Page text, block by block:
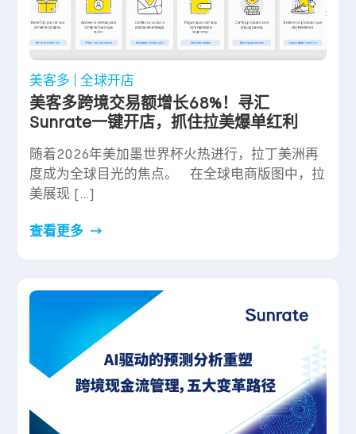
美客多 全球开店
美客多跨境交易额增长68%！寻汇
Sunrate一键开店，抓住拉美爆单红利
随着2026年美加墨世界杯火热进行，拉丁美洲再
度成为全球目光的焦点。 在全球电商版图中，拉
美展现 […]
查看更多